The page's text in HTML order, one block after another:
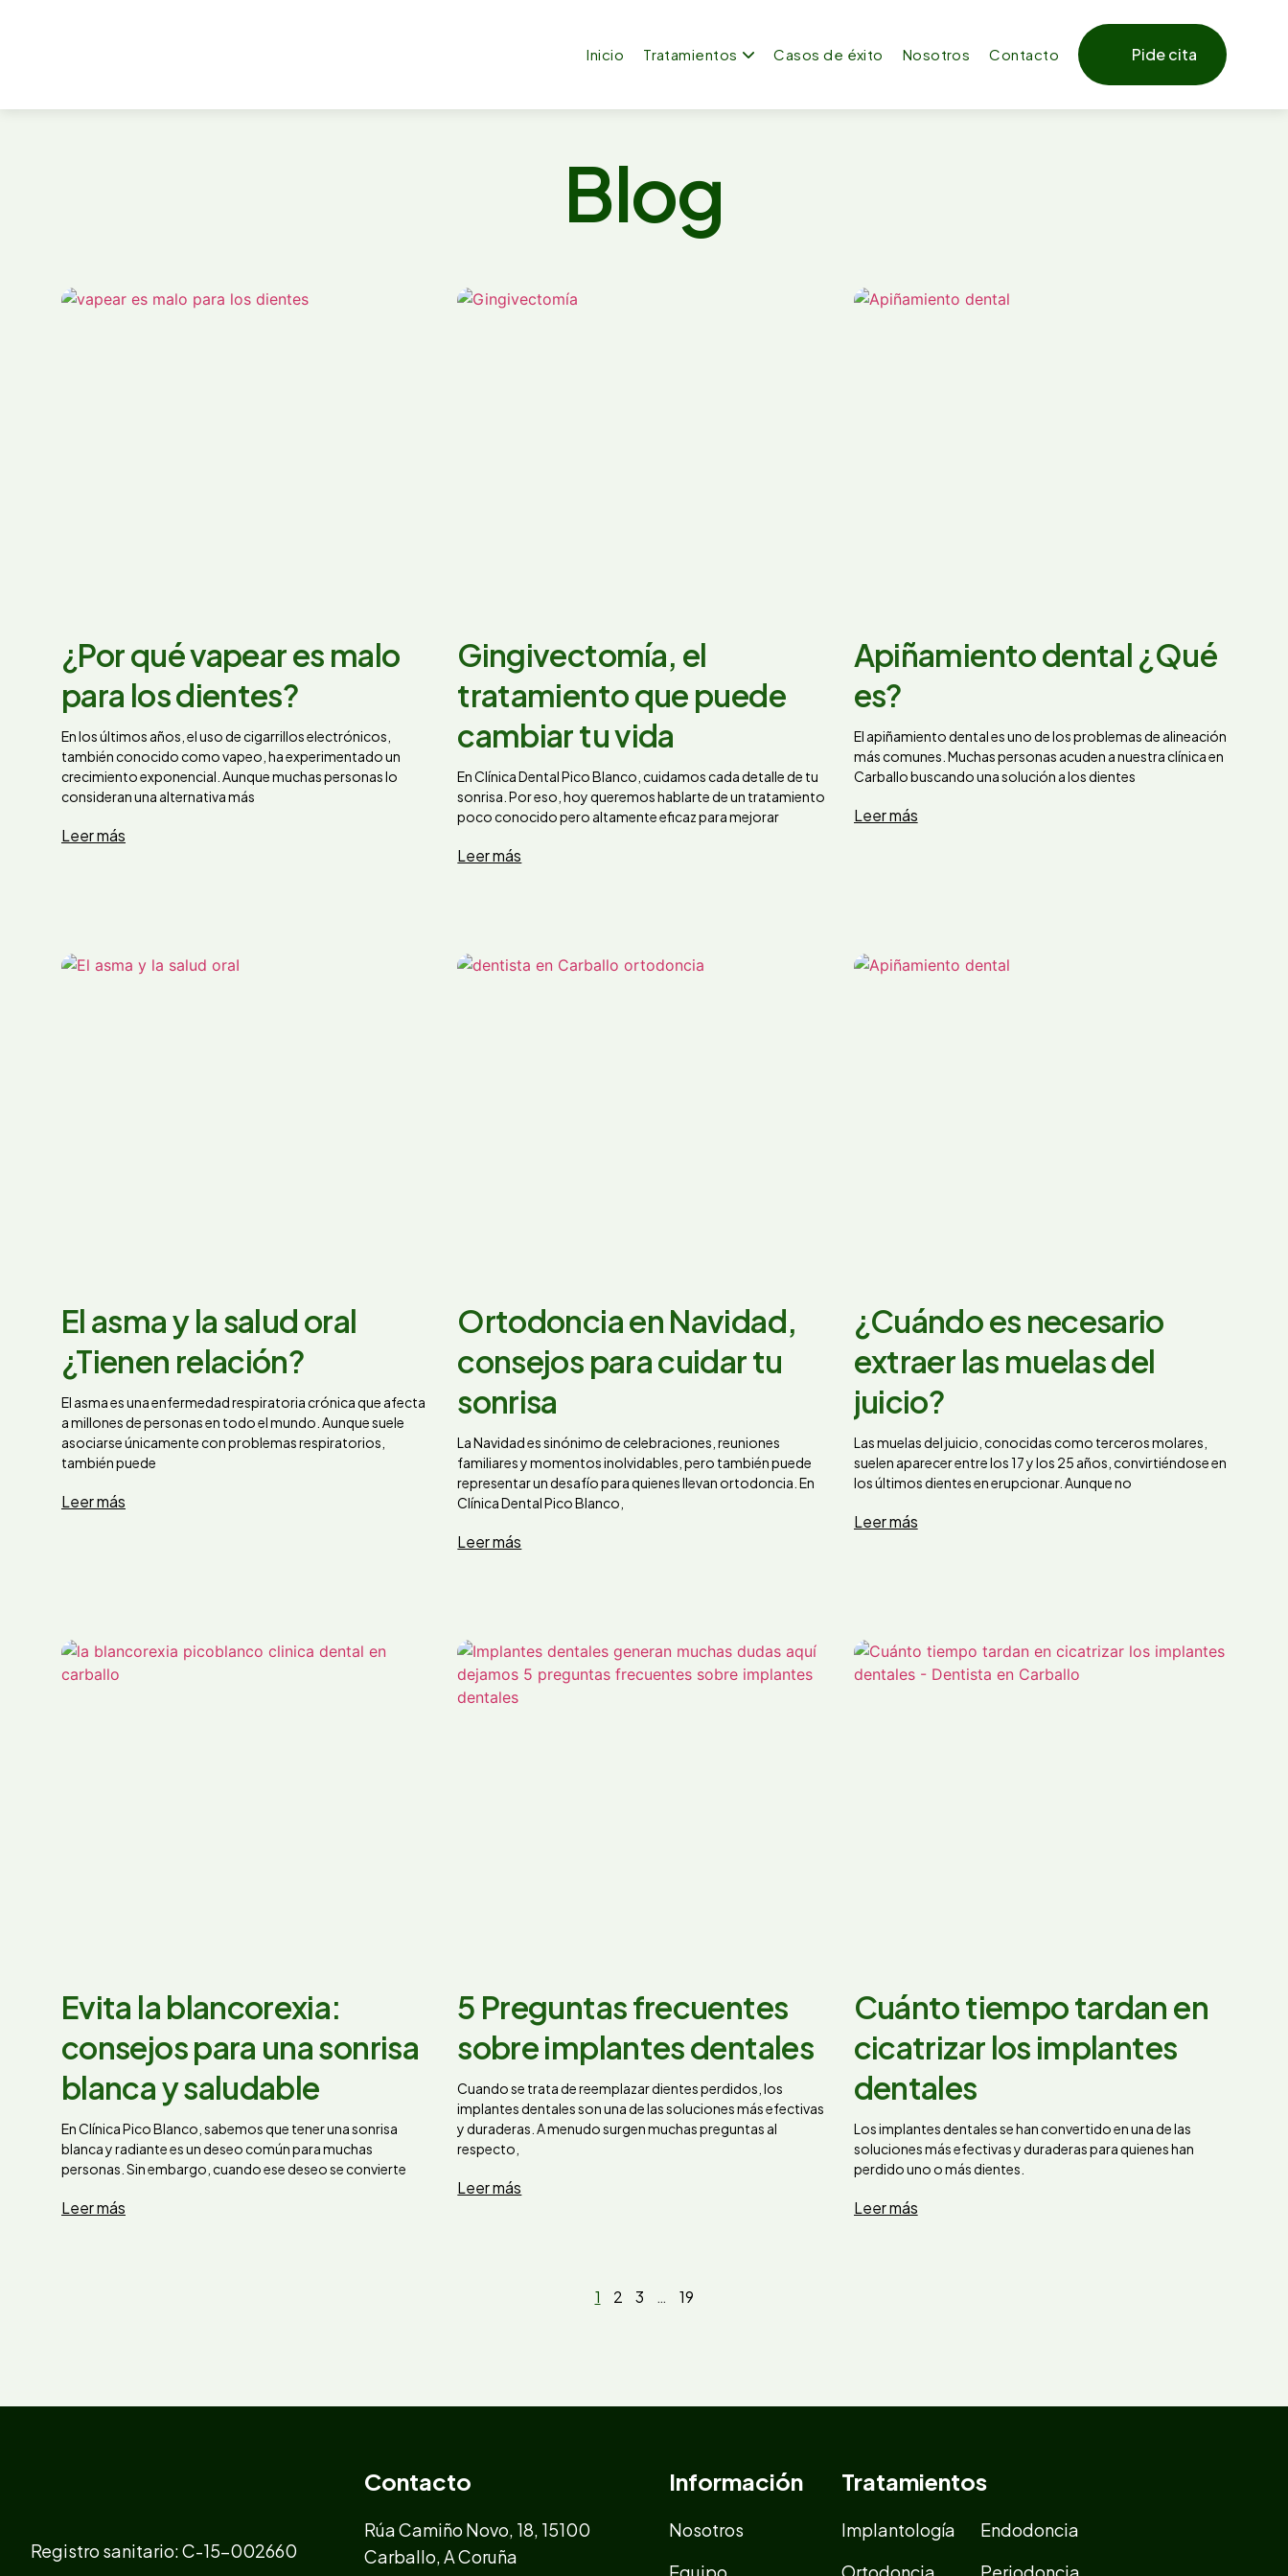
Inicio Tratamientos Casos de éxito Nosotros Contacto Pide cita
Blog
¿Por qué vapear es malo
para los dientes?
En los últimos años, el uso de cigarrillos electrónicos,
también conocido como vapeo, ha experimentado un
crecimiento exponencial. Aunque muchas personas lo
consideran una alternativa más
Leer más
Gingivectomía, el
tratamiento que puede
cambiar tu vida
En Clínica Dental Pico Blanco, cuidamos cada detalle de tu
sonrisa. Por eso, hoy queremos hablarte de un tratamiento
poco conocido pero altamente eficaz para mejorar
Leer más
Apiñamiento dental ¿Qué
es?
El apiñamiento dental es uno de los problemas de alineación
más comunes. Muchas personas acuden a nuestra clínica en
Carballo buscando una solución a los dientes
Leer más
El asma y la salud oral
¿Tienen relación?
El asma es una enfermedad respiratoria crónica que afecta
a millones de personas en todo el mundo. Aunque suele
asociarse únicamente con problemas respiratorios,
también puede
Leer más
Ortodoncia en Navidad,
consejos para cuidar tu
sonrisa
La Navidad es sinónimo de celebraciones, reuniones
familiares y momentos inolvidables, pero también puede
representar un desafío para quienes llevan ortodoncia. En
Clínica Dental Pico Blanco,
Leer más
¿Cuándo es necesario
extraer las muelas del
juicio?
Las muelas del juicio, conocidas como terceros molares,
suelen aparecer entre los 17 y los 25 años, convirtiéndose en
los últimos dientes en erupcionar. Aunque no
Leer más
Evita la blancorexia:
consejos para una sonrisa
blanca y saludable
En Clínica Pico Blanco, sabemos que tener una sonrisa
blanca y radiante es un deseo común para muchas
personas. Sin embargo, cuando ese deseo se convierte
Leer más
5 Preguntas frecuentes
sobre implantes dentales
Cuando se trata de reemplazar dientes perdidos, los
implantes dentales son una de las soluciones más efectivas
y duraderas. A menudo surgen muchas preguntas al
respecto,
Leer más
Cuánto tiempo tardan en
cicatrizar los implantes
dentales
Los implantes dentales se han convertido en una de las
soluciones más efectivas y duraderas para quienes han
perdido uno o más dientes.
Leer más
1 2 3 … 19
Registro sanitario: C-15-002660
Contacto
Rúa Camiño Novo, 18, 15100
Carballo, A Coruña
Información
Nosotros
Tratamientos
Implantología
Endodoncia